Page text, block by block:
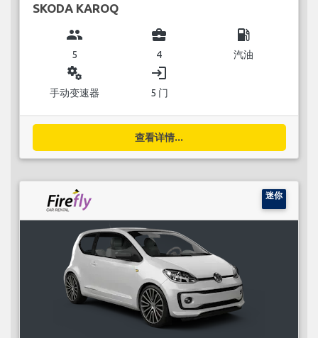
SKODA KAROQ
group
5
business_center
4
local_gas_station
汽油
miscellaneous_services
手动变速器
login
5 门
查看详情...
迷你